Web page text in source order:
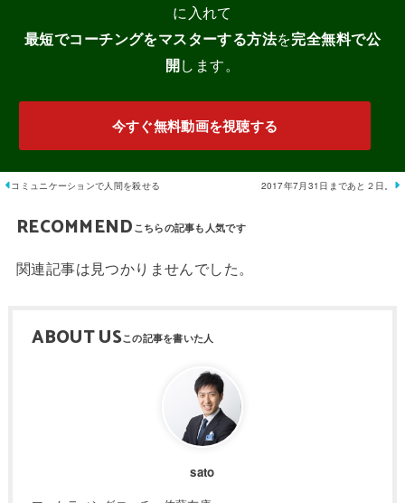
に入れて
最短でコーチングをマスターする方法を完全無料で公
開します。
今すぐ無料動画を視聴する
コミュニケーションで人間を殺せる 2017年7月31日まであと２日。
RECOMMEND
関連記事は見つかりませんでした。
ABOUT US
sato